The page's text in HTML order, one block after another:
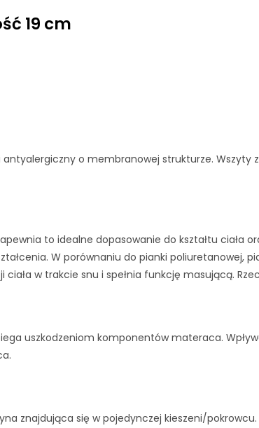
19 cm
o membranowej strukturze.
to idealne dopasowanie do kształtu ciała
W porównaniu do pianki poliuretanowej,
w trakcie snu i spełnia funkcję masującą.
uszkodzeniom komponentów materaca.
znajdująca się w pojedynczej kieszeni/